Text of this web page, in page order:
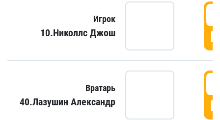
Игрок
10.Николлс Джош
Вратарь
40.Лазушин Александр